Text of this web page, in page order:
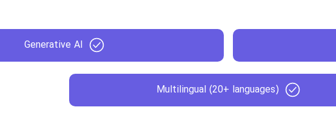
Generative AI
Multilingual (20+ languages)